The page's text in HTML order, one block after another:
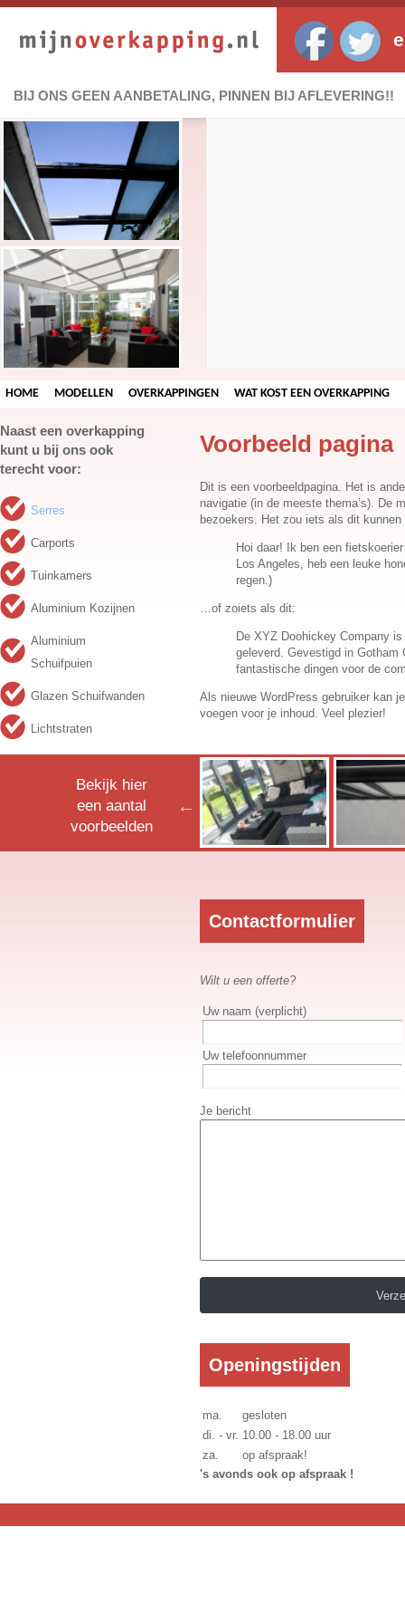
BIJ ONS GEEN AANBETALING, PINNEN BIJ AFLEVERING!!
HOME MODELLEN OVERKAPPINGEN WAT KOST EEN OVERKAPPING
Naast een overkapping
kunt u bij ons ook
terecht voor:
Serres
Carports
Tuinkamers
Aluminium Kozijnen
Aluminium
Schuifpuien
Glazen Schuifwanden
Lichtstraten
Voorbeeld pagina
Dit is een voorbeeldpagina. Het is
navigatie (in de meeste thema’s). De
bezoekers. Het zou iets als dit kunnen
Hoi daar! Ik ben een
Los Angeles, heb een leuke
regen.)
…of zoiets als dit:
De XYZ Doohickey Company
geleverd. Gevestigd in Gotham
fantastische dingen voor de
Als nieuwe WordPress gebruiker kan
voegen voor je inhoud. Veel plezier!
Bekijk hier
een aantal
voorbeelden
Contactformulier
Wilt u een offerte?
Uw naam (verplicht)
Uw telefoonnummer
Je bericht
Openingstijden
ma.
gesloten
di. - vr. 10.00 - 18.00 uur
za.
op afspraak!
's avonds ook op afspraak !